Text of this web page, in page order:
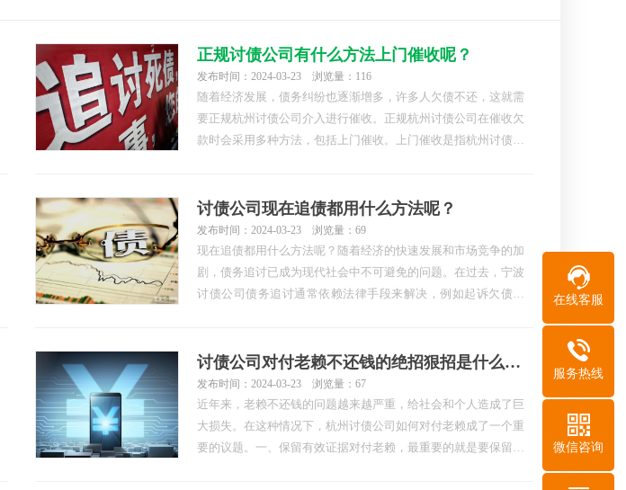
正规讨债公司有什么方法上门催收呢？
发布时间：2024-03-23 浏览量：116
随着经济发展，债务纠纷也逐渐增多，许多人欠债不还，这就需
要正规杭州讨债公司介入进行催收。正规杭州讨债公司在催收欠
款时会采用多种方法，包括上门催收。上门催收是指杭州讨债公
收的几种方法。1. 了解债务人的情况在进行上门催收之前…
讨债公司现在追债都用什么方法呢？
发布时间：2024-03-23 浏览量：69
现在追债都用什么方法呢？随着经济的快速发展和市场竞争的加
剧，债务追讨已成为现代社会中不可避免的问题。在过去，宁波
讨债公司债务追讨通常依赖法律手段来解决，例如起诉欠债人
法以及其特点。一、律师信函的发出律师信函是一种常见的追…
讨债公司对付老赖不还钱的绝招狠招是什么呢？
发布时间：2024-03-23 浏览量：67
近年来，老赖不还钱的问题越来越严重，给社会和个人造成了巨
大损失。在这种情况下，杭州讨债公司如何对付老赖成了一个重
要的议题。一、保留有效证据对付老赖，最重要的就是要保留有
在线客服
服务热线
微信咨询